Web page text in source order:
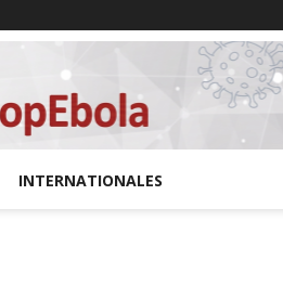
INTERNATIONALES